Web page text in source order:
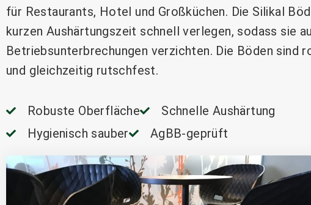
für Restaurants, Hotel und Großküchen. Die Silikal
kurzen Aushärtungszeit schnell verlegen, sodass sie
Betriebsunterbrechungen verzichten. Die Böden sind
und gleichzeitig rutschfest.
Robuste Oberfläche
Schnelle Aushärtung
Hygienisch sauber
AgBB-geprüft